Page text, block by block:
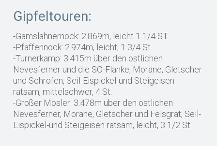
Gipfeltouren:
-Gamslahnernock: 2.869m, leicht 1 1/4 ST.
-Pfaffennock: 2.974m, leicht, 1 3/4 St.
-Turnerkamp: 3.415m über den östlichen
Nevesferner und die SO-Flanke, Moräne, Gletscher
und Schrofen, Seil-Eispickel-und Steigeisen
ratsam, mittelschwer, 4 St.
-Großer Mösler: 3.478m über den östlichen
Nevesferner, Moräne, Gletscher und Felsgrat, Seil-
Eispickel-und Steigeisen ratsam, leicht, 3 1/2 St.